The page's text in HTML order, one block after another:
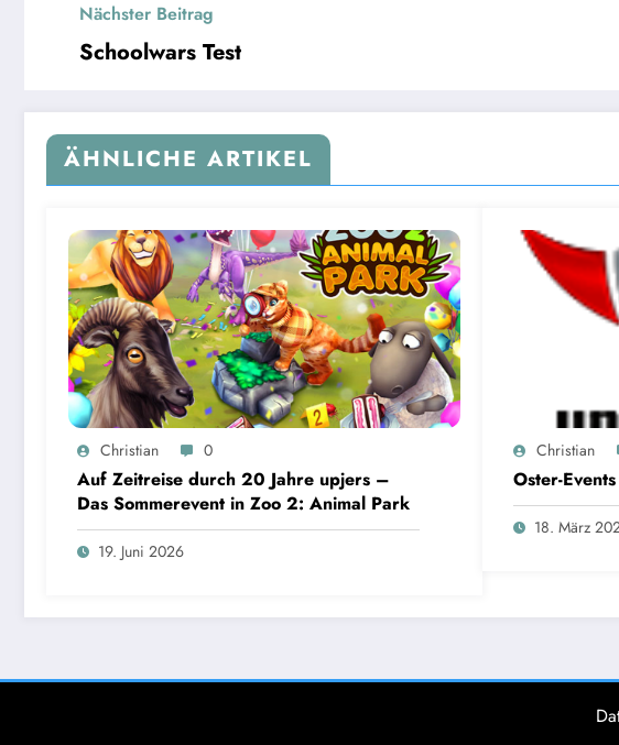
Nächster Beitrag
Schoolwars Test
ÄHNLICHE ARTIKEL
Christian 0
Auf Zeitreise durch 20 Jahre upjers –
Das Sommerevent in Zoo 2: Animal Park
19. Juni 2026
Christian
Oster-
18. März